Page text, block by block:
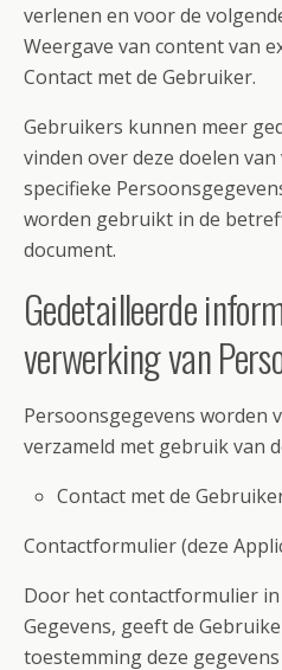
verlenen en voor de
Weergave van content van
Contact met de Gebruiker.
Gebruikers kunnen meer
vinden over deze doelen
specifieke
worden gebruikt in de
document.
Gedetailleerde
verwerking van
Persoonsgegevens worden
verzameld met gebruik van
Contact met de
Contactformulier (deze
Door het contactformulier
Gegevens, geeft de
toestemming deze